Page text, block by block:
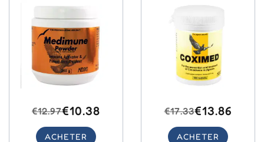
€12.97€10.38
ACHETER
€17.33€13.86
ACHETER